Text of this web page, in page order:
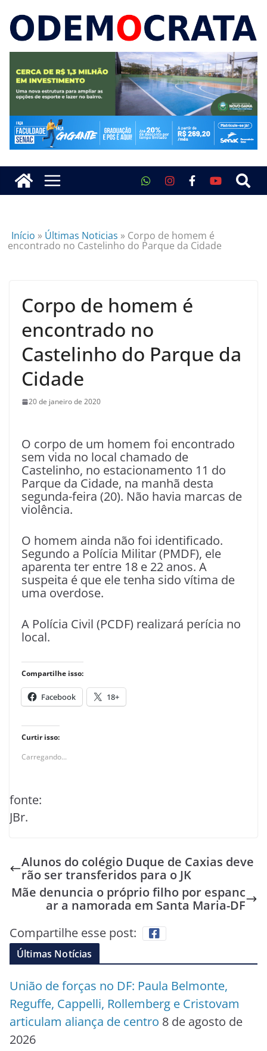
Início » Últimas Noticias » Corpo de homem é
encontrado no Castelinho do Parque da Cidade
Corpo de homem é
encontrado no
Castelinho do Parque da
Cidade
20 de janeiro de 2020
O corpo de um homem foi encontrado
sem vida no local chamado de
Castelinho, no estacionamento 11 do
Parque da Cidade, na manhã desta
segunda-feira (20). Não havia marcas de
violência.
O homem ainda não foi identificado.
Segundo a Polícia Militar (PMDF), ele
aparenta ter entre 18 e 22 anos. A
suspeita é que ele tenha sido vítima de
uma overdose.
A Polícia Civil (PCDF) realizará perícia no
local.
Compartilhe isso:
Facebook 18+
Curtir isso:
Carregando...
fonte:
JBr.
Alunos do colégio Duque de Caxias deve
rão ser transferidos para o JK
Mãe denuncia o próprio filho por espanc
ar a namorada em Santa Maria-DF
Compartilhe esse post:
Últimas Notícias
União de forças no DF: Paula Belmonte,
Reguffe, Cappelli, Rollemberg e Cristovam
articulam aliança de centro 8 de agosto de
2026